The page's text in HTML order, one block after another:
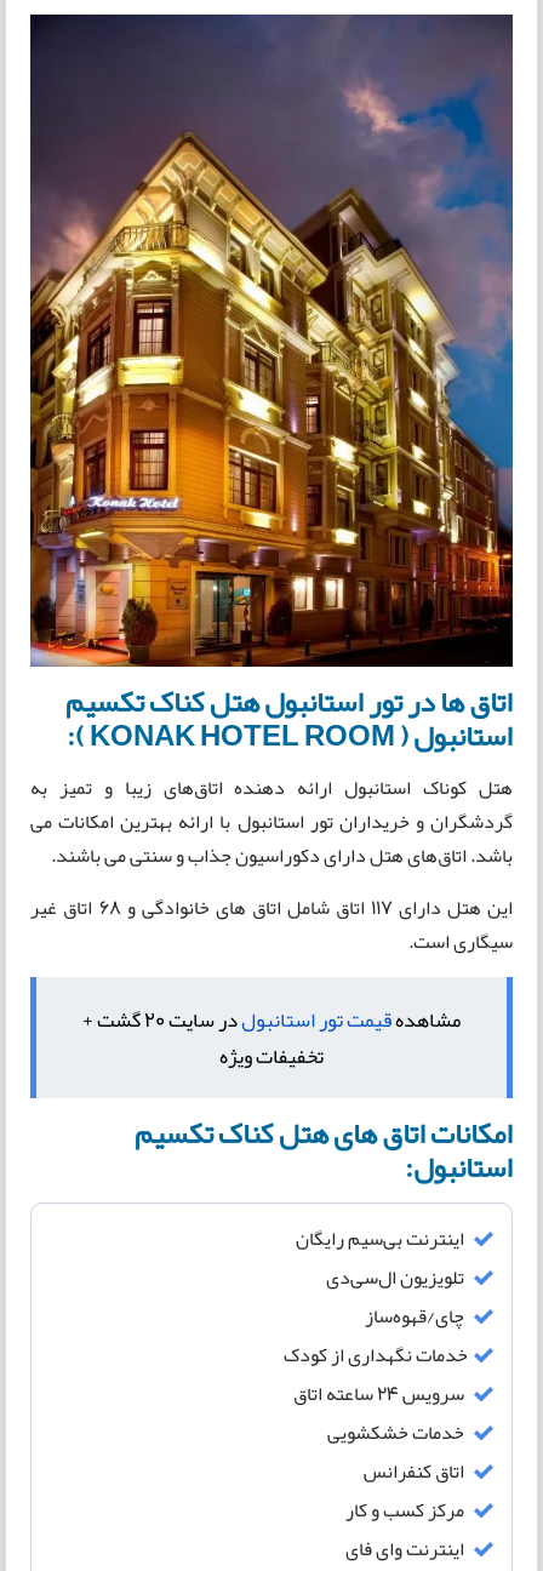
اتاق ها در تور استانبول هتل کناک تکسیم
استانبول ( KONAK HOTEL ROOM ):
هتل کوناک استانبول ارائه دهنده اتاق‌های زیبا و تمیز به
گردشگران و خریداران تور استانبول با ارائه بهترین امکانات می
باشد. اتاق‌های هتل دارای دکوراسیون جذاب و سنتی می باشند.
این هتل دارای 117 اتاق شامل اتاق های خانوادگی و ۶۸ اتاق غیر
سیگاری است.
مشاهدهقیمت تور استانبول
در سایت 20 گشت +
تخفیفات ویژه
امکانات اتاق های هتل کناک تکسیم
استانبول:
اینترنت بی‌سیم رایگان
تلویزیون ال‌سی‌دی
چای/قهوه‌ساز
خدمات نگهداری از کودک
سرویس ۲۴ ساعته اتاق
خدمات خشکشویی
اتاق کنفرانس
مرکز کسب و کار
اینترنت وای فای